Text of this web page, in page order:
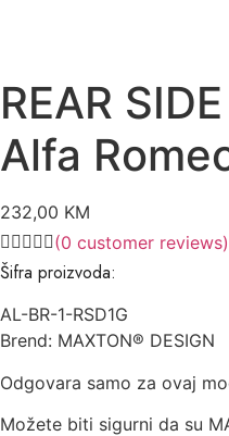
REAR
Alfa
232,00 KM
(0 customer reviews)
Šifra proizvoda:
AL-BR-1-RSD1G
Brend: MAXTON® DESIGN
Odgovara samo za ovaj
Možete biti sigurni da su